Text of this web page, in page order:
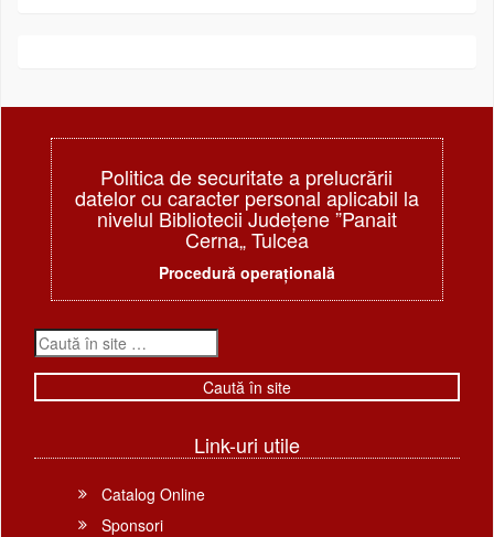
Politica de securitate a prelucrării
datelor cu caracter personal aplicabil la
nivelul Bibliotecii Judeţene ”Panait
Cerna„ Tulcea
Procedură operațională
Link-uri utile
Catalog Online
Sponsori